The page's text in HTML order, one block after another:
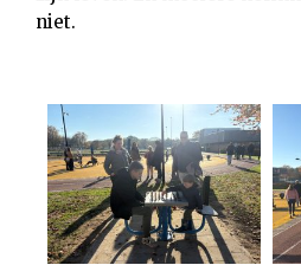
niet.